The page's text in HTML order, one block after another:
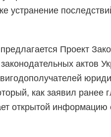
устранение
Проект
актов
как заявил ранее
открытой информацию